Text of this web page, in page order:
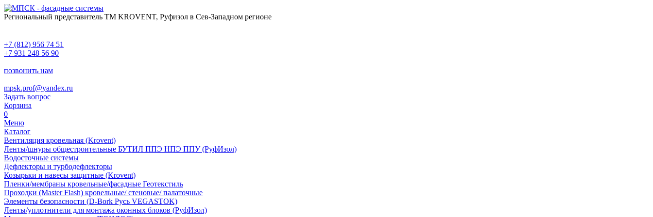
Региональный представитель ТМ KROVENT, Руфизол в Сев-Западном регионе
+7 (812) 956 74 51
+7 931 248 56 90
позвонить нам
mpsk.prof@yandex.ru
Задать вопрос
Корзина
0
Меню
Каталог
Вентиляция кровельная (Krovent)
Ленты/шнуры общестроительные БУТИЛ ППЭ НПЭ ППУ (РуфИзол)
Водосточные системы
Дефлекторы и турбодефлекторы
Козырьки и навесы защитные (Krovent)
Пленки/мембраны кровельные/фасадные Геотекстиль
Проходки (Master Flash) кровельные/ стеновые/ палаточные
Элементы безопасности (D-Bork Русь VEGASTOK)
Ленты/уплотнители для монтажа оконных блоков (РуфИзол)